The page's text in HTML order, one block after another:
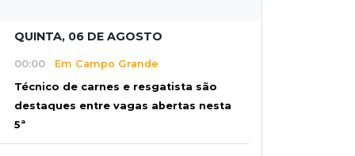
QUINTA, 06 DE AGOSTO
00:00 Em Campo Grande
Técnico de carnes e resgatista são
destaques entre vagas abertas nesta
5ª